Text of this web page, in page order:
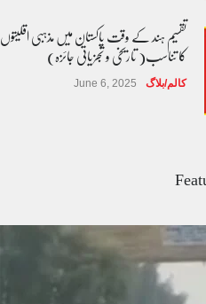
تقسیم ہند کے وقت پاکستان میں مذہبی اقلیتوں
کا تناسب( تاریخی و تجزیاتی جائزہ)
کالم/بلاگ June 6, 2025
بیٹیاں
پسند کی شادیوں کا بڑھتا ہوا رجحان اور راولپنڈی
کی یوسیز میں اندارج پر پابندی ایک نیا تنازعہ